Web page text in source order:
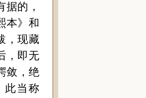
的，
本》和
，现藏
，即无
敛，绝
此当称